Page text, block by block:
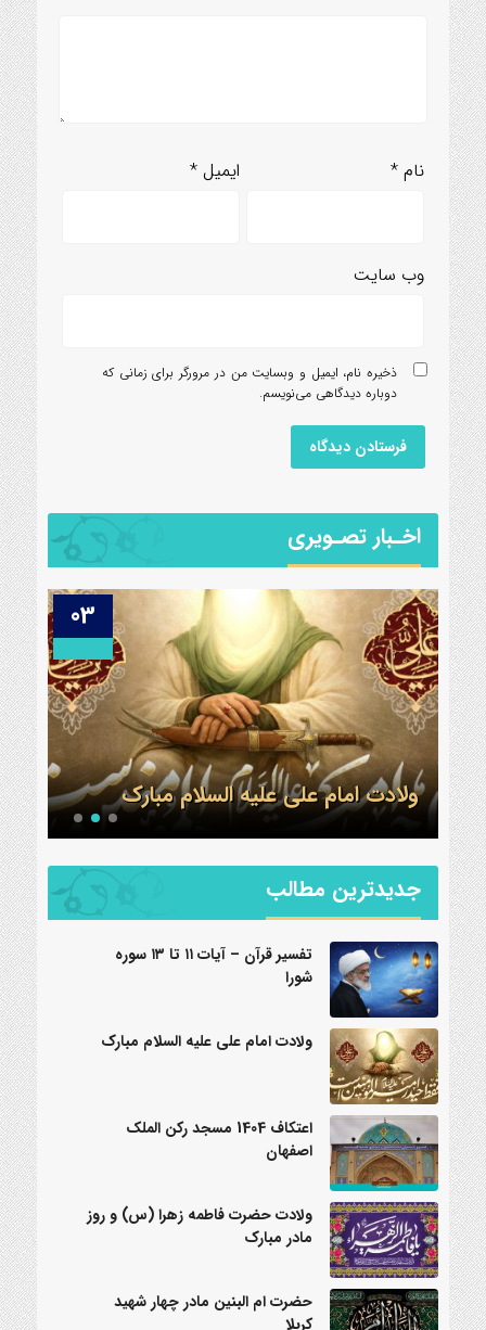
نام* ایمیل*
وب‌ سایت
ذخیره نام، ایمیل و وبسایت من در مرورگر برای زمانی که
دوباره دیدگاهی می‌نویسم.
اخـبار تصـویری
21
03
ولادت امام علی علیه السلام مبارک اعتکاف
جدیدترین مطالب
تفسیر قرآن – آیات ۱۱ تا ۱۳ سوره
شورا
ولادت امام علی علیه السلام مبارک
اعتکاف 1404 مسجد رکن الملک
اصفهان
ولادت حضرت فاطمه زهرا (س) و روز
مادر مبارک
حضرت ام البنین مادر چهار شهید
کربلا